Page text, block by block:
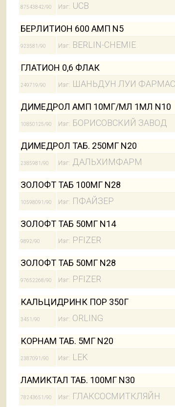
87543842/90 Изг: UCB
БЕРЛИТИОН 600 АМП N5
923581/90 Изг: BERLIN-CHEMIE
ГЛАТИОН 0,6 ФЛАК
249719/90 Изг: ШАНЬДУН ЛУИ
ДИМЕДРОЛ АМП 10МГ/МЛ 1МЛ N10
10850125/90 Изг: БОРИСОВСКИЙ ЗАВОД
ДИМЕДРОЛ ТАБ. 250МГ N20
2385981/90 Изг: ДАЛЬХИМФАРМ
ЗОЛОФТ ТАБ 100МГ N28
10598091/90 Изг: ПФАЙЗЕР
ЗОЛОФТ ТАБ 50МГ N14
9892/90 Изг: PFIZER
ЗОЛОФТ ТАБ 50МГ N28
97652268/90 Изг: PFIZER
КАЛЬЦИДРИНК ПОР 350Г
3451/90 Изг: ORLING
КОРНАМ ТАБ. 5МГ N20
2387091/90 Изг: LEK
ЛАМИКТАЛ ТАБ. 100МГ N30
78243651/90 Изг: ГЛАКСОСМИТКЛЯЙН